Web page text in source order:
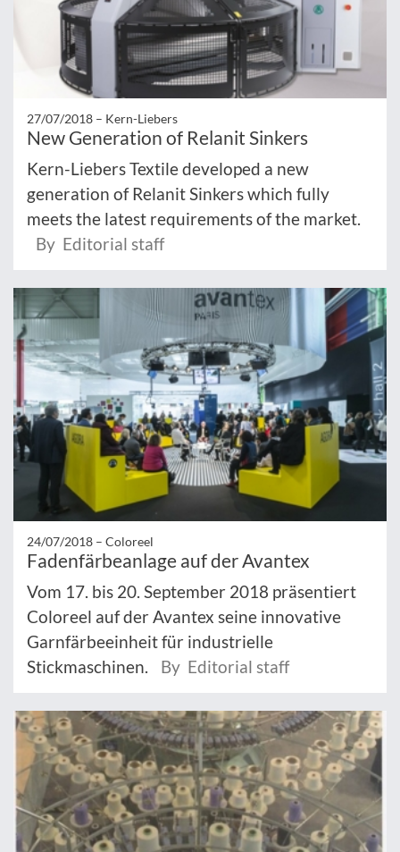
27/07/2018 – Kern-Liebers
New Generation of Relanit Sinkers
Kern-Liebers Textile developed a new
generation of Relanit Sinkers which fully
meets the latest requirements of the market.
By Editorial staff
24/07/2018 – Coloreel
Fadenfärbeanlage auf der Avantex
Vom 17. bis 20. September 2018 präsentiert
Coloreel auf der Avantex seine innovative
Garnfärbeeinheit für industrielle
Stickmaschinen.
By Editorial staff